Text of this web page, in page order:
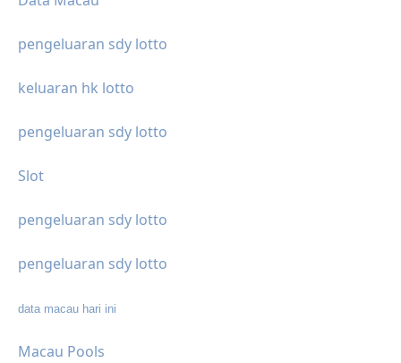
pengeluaran sdy lotto
keluaran hk lotto
pengeluaran sdy lotto
Slot
pengeluaran sdy lotto
pengeluaran sdy lotto
data macau hari ini
Macau Pools